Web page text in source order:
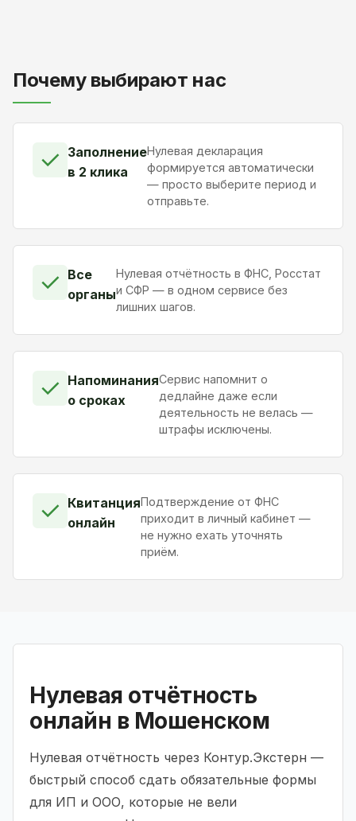
Почему выбирают нас
✓ Заполнение
в 2 клика
Нулевая декларация
формируется автоматически
— просто выберите период и
отправьте.
✓ Все
органы
Нулевая отчётность в ФНС, Росстат
и СФР — в одном сервисе без
лишних шагов.
✓ Напоминания
о сроках
Сервис напомнит о
дедлайне даже если
деятельность не велась —
штрафы исключены.
✓ Квитанция
онлайн
Подтверждение от ФНС
приходит в личный кабинет —
не нужно ехать уточнять
приём.
Нулевая отчётность
онлайн в Мошенском
Нулевая отчётность через Контур.Экстерн —
быстрый способ сдать обязательные формы
для ИП и ООО, которые не вели